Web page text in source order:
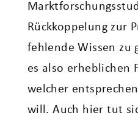
Rückkoppelung zur
fehlende Wissen zu
es also erheblichen
welcher
will. Auch hier tut